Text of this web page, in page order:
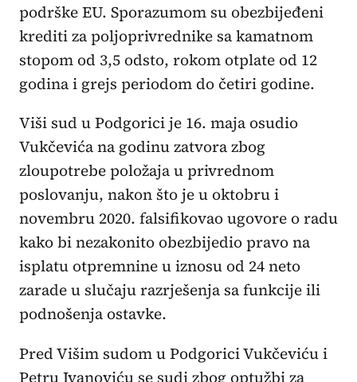
podrške EU. Sporazumom su obezbijeđeni
krediti za poljoprivrednike sa kamatnom
stopom od 3,5 odsto, rokom otplate od 12
godina i grejs periodom do četiri godine.
Viši sud u Podgorici je 16. maja osudio
Vukčevića na godinu zatvora zbog
zloupotrebe položaja u privrednom
poslovanju, nakon što je u oktobru i
novembru 2020. falsifikovao ugovore o radu
kako bi nezakonito obezbijedio pravo na
isplatu otpremnine u iznosu od 24 neto
zarade u slučaju razrješenja sa funkcije ili
podnošenja ostavke.
Pred Višim sudom u Podgorici Vukčeviću i
Petru Ivanoviću se sudi zbog optužbi za